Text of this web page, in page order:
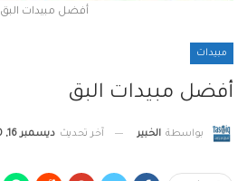
أفضل مبيدات البق
مبيدات
أفضل مبيدات البق
بواسطة الخبير آخر تحديث ديسمبر 16, 2020